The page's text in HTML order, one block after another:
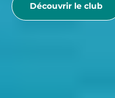
Découvrir le club